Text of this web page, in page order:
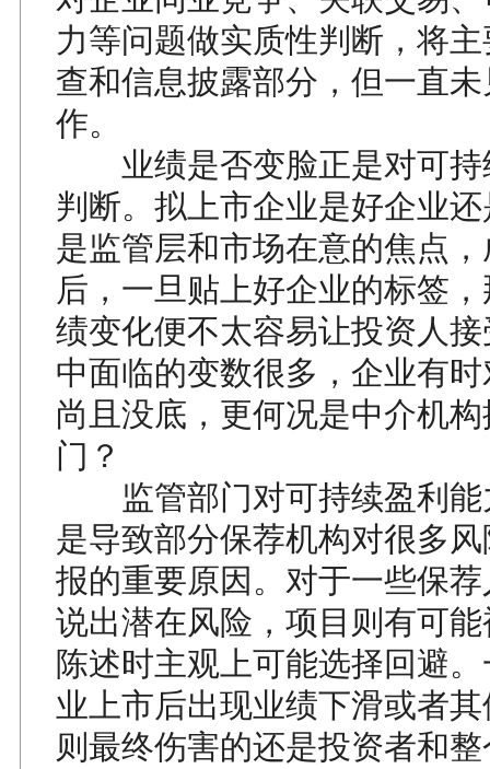
力等问题做实质性判断，将
查和信息披露部分，但一直
作。
业绩是否变脸正是对可持
判断。拟上市企业是好企业
是监管层和市场在意的焦点
后，一旦贴上好企业的标签
绩变化便不太容易让投资人
中面临的变数很多，企业有
尚且没底，更何况是中介机
门？
监管部门对可持续盈利能
是导致部分保荐机构对很多
报的重要原因。对于一些保
说出潜在风险，项目则有可
陈述时主观上可能选择回避
业上市后出现业绩下滑或者
则最终伤害的还是投资者和